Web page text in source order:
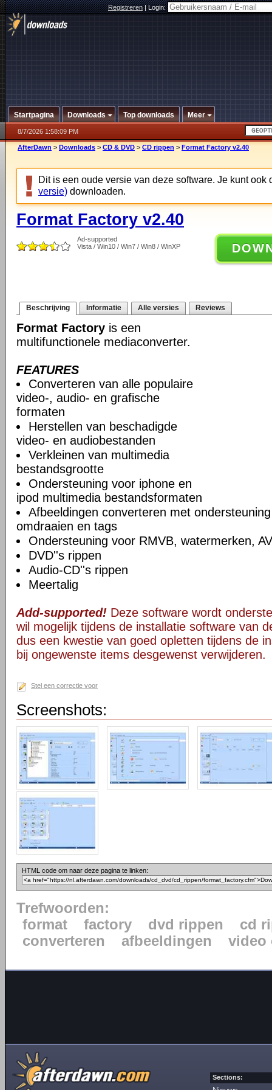
Registreren|Login:
Startpagina Downloads Top downloads Meer
8/7/2026 1:58:09 PM
AfterDawn > Downloads > CD & DVD > CD rippen > Format Factory v2.40
Dit is een oude versie van deze software. Je kunt ook
versie) downloaden.
Format Factory v2.40
Ad-supported
Vista / Win10 / Win7 / Win8 / WinXP
Beschrijving Informatie Alle versies Reviews
Format Factory is een
multifunctionele mediaconverter.
FEATURES
Converteren van alle populaire
video-, audio- en grafische
formaten
Herstellen van beschadigde
video- en audiobestanden
Verkleinen van multimedia
bestandsgrootte
Ondersteuning voor iphone en
ipod multimedia bestandsformaten
Afbeeldingen converteren met
omdraaien en tags
Ondersteuning voor RMVB, watermerken,
DVD''s rippen
Audio-CD''s rippen
Meertalig
Add-supported! Deze software wordt
wil mogelijk tijdens de installatie software van
dus een kwestie van goed opletten tijdens de
bij ongewenste items desgewenst verwijderen.
Stel een correctie voor
Screenshots:
HTML code om naar deze pagina te linken:
Trefwoorden:
format
factory dvd rippen
cd
converteren
afbeeldingen video
Sections: